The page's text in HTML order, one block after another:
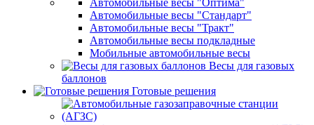
Автомобильные весы "Оптима"
Автомобильные весы "Стандарт"
Автомобильные весы "Тракт"
Автомобильные весы подкладные
Мобильные автомобильные весы
Весы для газовых
баллонов
Готовые решения